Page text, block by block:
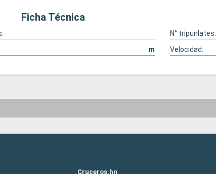
Ficha Técnica
N° tripunlates:
m Velocidad:
Cruceros.hn